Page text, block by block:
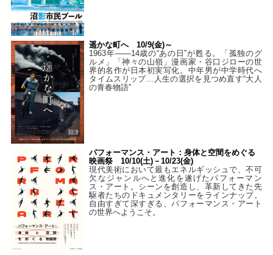
遥かな町へ 10/9(金)～
1963年――14歳の“あの日”が甦る。「孤独のグ
ルメ」「神々の山嶺」漫画家・谷口ジローの世
界的名作が日本初実写化。中年男が中学時代へ
タイムスリップ…人生の選択を見つめ直す“大人
の青春物語”
パフォーマンス・アート：身体と空間をめぐる
映画祭 10/10(土)－10/23(金)
現代美術において最もエネルギッシュで、不可
欠なジャンルへと進化を遂げたパフォーマン
ス・アート。シーンを創造し、革新してきた先
駆者たちのドキュメンタリーをラインナップ。
自由すぎて深すぎる、パフォーマンス・アート
の世界へようこそ。